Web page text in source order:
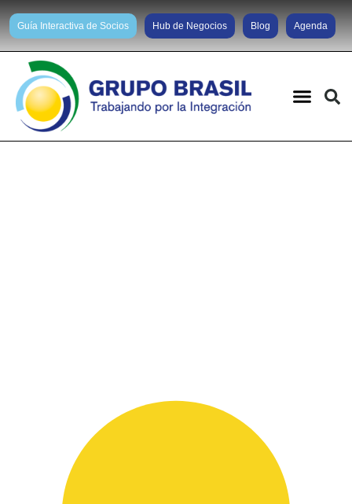
Guía Interactiva de Socios Hub de Negocios Blog Agenda